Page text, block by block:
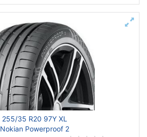
255/35 R20 97Y XL
Nokian Powerproof 2